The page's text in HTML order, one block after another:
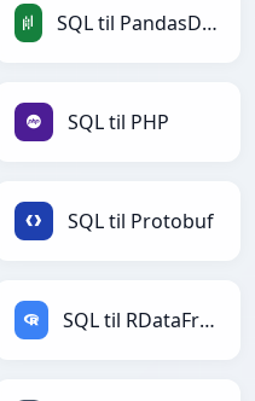
SQL til PandasDataFrame
SQL til PHP
SQL til Protobuf
SQL til RDataFrame